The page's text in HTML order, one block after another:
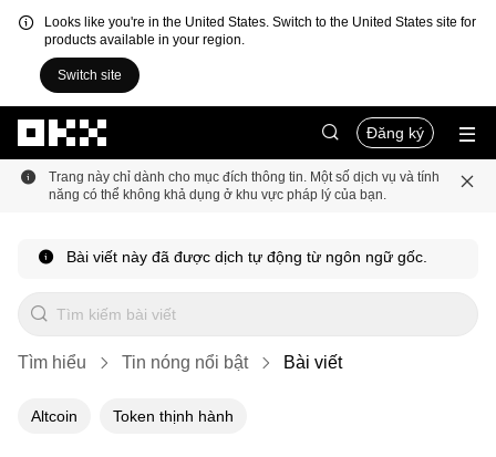
Looks like you're in the United States. Switch to the United States site for
products available in your region.
Switch site
Đăng ký
Trang này chỉ dành cho mục đích thông tin. Một số dịch vụ và tính
năng có thể không khả dụng ở khu vực pháp lý của bạn.
Bài viết này đã được dịch tự động từ ngôn ngữ gốc.
Tìm hiểu Tin nóng nổi bật Bài viết
Altcoin Token thịnh hành